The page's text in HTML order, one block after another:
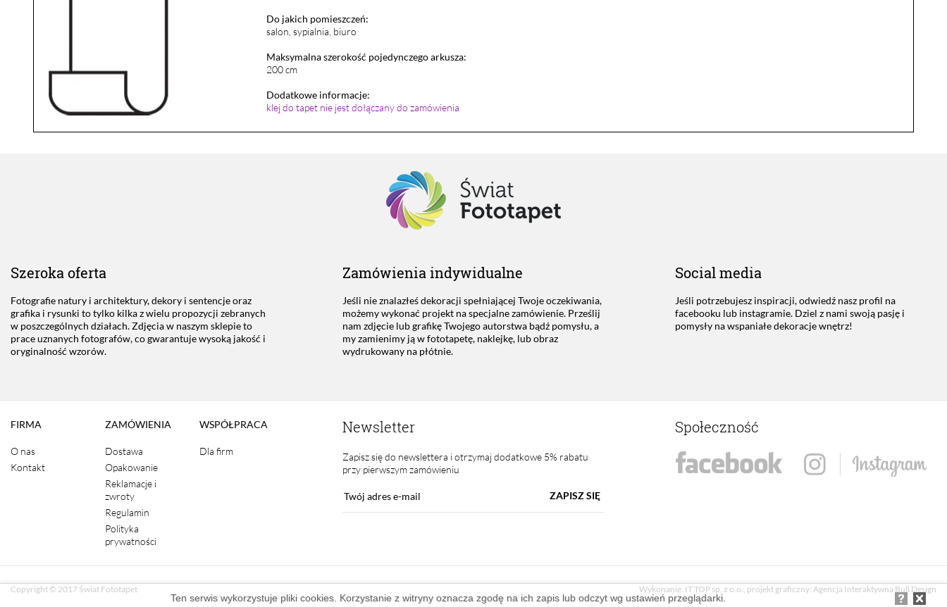
Do jakich pomieszczeń:
salon, sypialnia, biuro
Maksymalna szerokość pojedynczego arkusza:
200 cm
Dodatkowe informacje:
klej do tapet nie jest dołączany do zamówienia
Szeroka oferta
Fotografie natury i architektury, dekory i sentencje oraz
grafika i rysunki to tylko kilka z wielu propozycji zebranych
w poszczególnych działach. Zdjęcia w naszym sklepie to
prace uznanych fotografów, co gwarantuje wysoką jakość i
oryginalność wzorów.
Zamówienia indywidualne
Jeśli nie znalazłeś dekoracji spełniającej Twoje oczekiwania,
możemy wykonać projekt na specjalne zamówienie. Prześlij
nam zdjęcie lub grafikę Twojego autorstwa bądź pomysłu, a
my zamienimy ją w fototapetę, naklejkę, lub obraz
wydrukowany na płótnie.
Social media
Jeśli potrzebujesz inspiracji, odwiedź nasz profil na
facebooku lub instagramie. Dziel z nami swoją pasję i
pomysły na wspaniałe dekoracje wnętrz!
FIRMA
O nas
Kontakt
ZAMÓWIENIA
Dostawa
Opakowanie
Reklamacje i
zwroty
Regulamin
Polityka
prywatności
WSPÓŁPRACA
Dla firm
Newsletter
Zapisz się do newslettera i otrzymaj dodatkowe 5% rabatu
przy pierwszym zamówieniu
ZAPISZ SIĘ
Społeczność
Copyright © 2017 Świat Fototapet Wykonanie: IT TOP sp. z o.o., projekt graficzny: Agencja Interaktywna Bull Design
Ten serwis wykorzystuje pliki cookies. Korzystanie z witryny oznacza zgodę na ich zapis lub odczyt wg ustawień przeglądarki.